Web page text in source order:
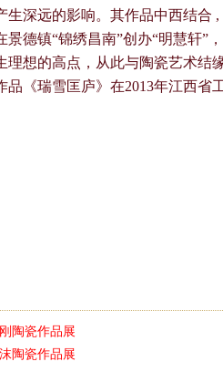
生深远的影响。其作品中西结合 ,
景德镇“锦绣昌南”创办“明慧轩”
理想的高点，从此与陶瓷艺术结
品《瑞雪匡庐》在2013年江西省
陶瓷作品展
陶瓷作品展